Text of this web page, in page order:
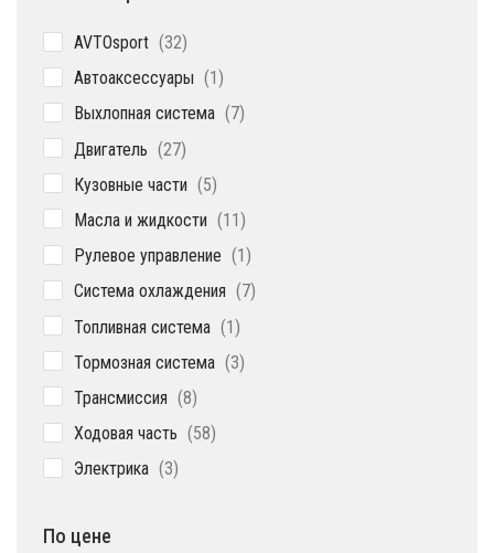
AVTOsport 3232
Автоаксессуары 1 1
Выхлопная система 77
Двигатель 2727
Кузовные части 55
Масла и жидкости 1111
Рулевое управление 11
Система охлаждения 77
Топливная система 11
Тормозная система 33
Трансмиссия 88
Ходовая часть 5858
Электрика 33
По цене